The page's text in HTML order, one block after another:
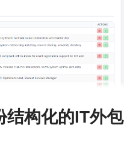
结构化的IT外包